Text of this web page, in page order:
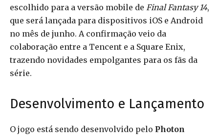
escolhido para a versão mobile de Final Fantasy 14,
que será lançada para dispositivos iOS e Android
no mês de junho. A confirmação veio da
colaboração entre a Tencent e a Square Enix,
trazendo novidades empolgantes para os fãs da
série.
Desenvolvimento e Lançamento
O jogo está sendo desenvolvido pelo Photon